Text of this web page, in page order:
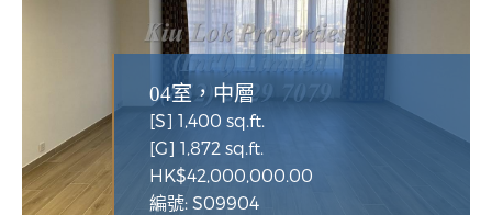
04室，中層
[S] 1,400 sq.ft.
[G] 1,872 sq.ft.
HK$42,000,000.00
編號: S09904